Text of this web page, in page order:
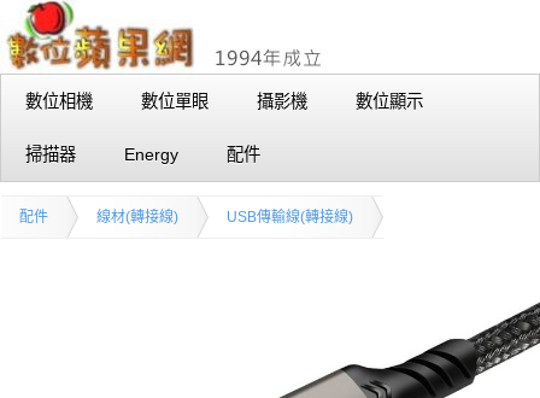
數位相機 數位單眼 攝影機 數位顯示
掃描器 Energy 配件
配件 線材(轉接線) USB傳輸線(轉接線)